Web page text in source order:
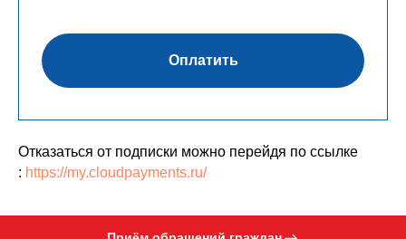
Оплатить
Отказаться от подписки можно перейдя по ссылке
: https://my.cloudpayments.ru/